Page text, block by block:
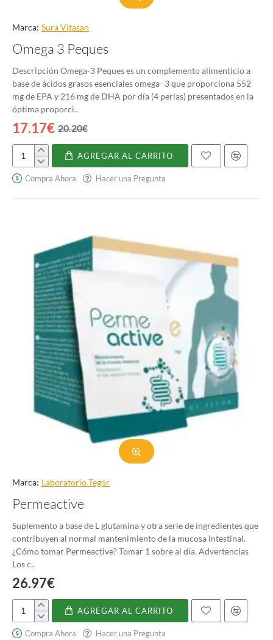
Marca: Sura Vitasan
Omega 3 Peques
Descripción Omega-3 Peques es un complemento alimenticio a
base de ácidos grasos esenciales omega- 3 que proporciona 552
mg de EPA y 216 mg de DHA por día (4 perlas) presentados en la
óptima proporci..
17.17€ 20.20€
Omega
3
Peques
AGREGAR AL CARRITO
Compra Ahora Hacer una Pregunta
Marca: Laboratorio Tegor
Permeactive
Suplemento a base de L glutamina y otra serie de ingredientes que
contribuyen al normal mantenimiento de la mucosa intestinal.
¿Cómo tomar Permeactive? Tomar 1 sobre al día. Advertencias
Los c..
26.97€
Permeactive
AGREGAR AL CARRITO
Compra Ahora Hacer una Pregunta